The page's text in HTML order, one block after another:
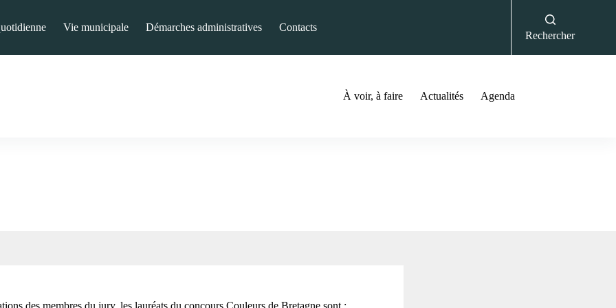
Vie municipale Démarches administratives Contacts
Rechercher
À voir, à faire Actualités Agenda
des membres du jury, les lauréats du concours Couleurs de Bretagne sont :